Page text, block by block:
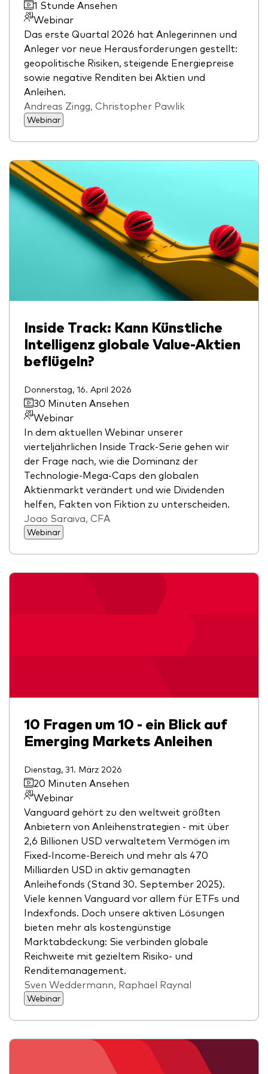
1 Stunde Ansehen
Webinar
Das erste Quartal 2026 hat Anlegerinnen und
Anleger vor neue Herausforderungen gestellt:
geopolitische Risiken, steigende Energiepreise
sowie negative Renditen bei Aktien und
Anleihen.
Andreas Zingg, Christopher Pawlik
Webinar
Inside Track: Kann Künstliche
Intelligenz globale Value-Aktien
beflügeln?
Donnerstag, 16. April 2026
30 Minuten Ansehen
Webinar
In dem aktuellen Webinar unserer
vierteljährlichen Inside Track-Serie gehen wir
der Frage nach, wie die Dominanz der
Technologie-Mega-Caps den globalen
Aktienmarkt verändert und wie Dividenden
helfen, Fakten von Fiktion zu unterscheiden.
Joao Saraiva, CFA
Webinar
10 Fragen um 10 - ein Blick auf
Emerging Markets Anleihen
Dienstag, 31. März 2026
20 Minuten Ansehen
Webinar
Vanguard gehört zu den weltweit größten
Anbietern von Anleihenstrategien - mit über
2,6 Billionen USD verwaltetem Vermögen im
Fixed-Income-Bereich und mehr als 470
Milliarden USD in aktiv gemanagten
Anleihefonds (Stand 30. September 2025).
Viele kennen Vanguard vor allem für ETFs und
Indexfonds. Doch unsere aktiven Lösungen
bieten mehr als kostengünstige
Marktabdeckung: Sie verbinden globale
Reichweite mit gezieltem Risiko- und
Renditemanagement.
Sven Weddermann, Raphael Raynal
Webinar